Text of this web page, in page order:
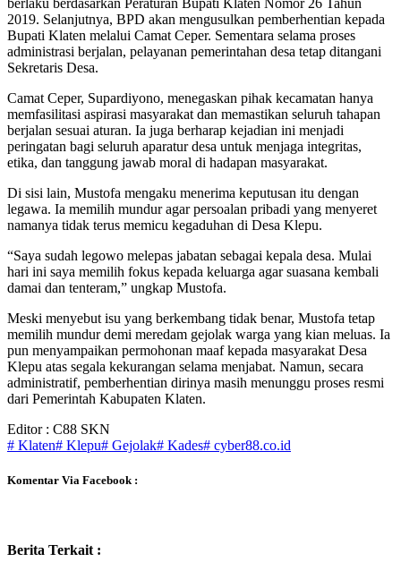
2019. Selanjutnya, BPD akan mengusulkan pemberhentian kepada
Bupati Klaten melalui Camat Ceper. Sementara selama proses
administrasi berjalan, pelayanan pemerintahan desa tetap ditangani
Sekretaris Desa.
Camat Ceper, Supardiyono, menegaskan pihak kecamatan hanya
memfasilitasi aspirasi masyarakat dan memastikan seluruh tahapan
berjalan sesuai aturan. Ia juga berharap kejadian ini menjadi
peringatan bagi seluruh aparatur desa untuk menjaga integritas,
etika, dan tanggung jawab moral di hadapan masyarakat.
Di sisi lain, Mustofa mengaku menerima keputusan itu dengan
legawa. Ia memilih mundur agar persoalan pribadi yang menyeret
namanya tidak terus memicu kegaduhan di Desa Klepu.
“Saya sudah legowo melepas jabatan sebagai kepala desa. Mulai
hari ini saya memilih fokus kepada keluarga agar suasana kembali
damai dan tenteram,” ungkap Mustofa.
Meski menyebut isu yang berkembang tidak benar, Mustofa tetap
memilih mundur demi meredam gejolak warga yang kian meluas. Ia
pun menyampaikan permohonan maaf kepada masyarakat Desa
Klepu atas segala kekurangan selama menjabat. Namun, secara
administratif, pemberhentian dirinya masih menunggu proses resmi
dari Pemerintah Kabupaten Klaten.
Editor : C88 SKN
# Klaten# Klepu# Gejolak# Kades# cyber88.co.id
Komentar Via Facebook :
Berita Terkait :